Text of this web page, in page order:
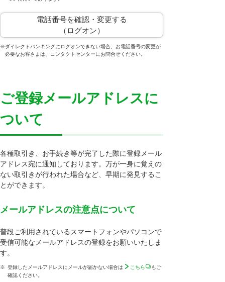
電話番号を確認・変更する
（ログオン）
※ダイレクトバンキングにログオンできない場合、お電話番号の変更が
必要なお客さまは、コンタクトセンターにお問合せください。
ご登録メールアドレスに
ついて
各種取引き、お手続き等が完了した際に登録メール
アドレス宛に通知しております。万が一身に覚えの
ない取引きが行われた場合など、早期に発見するこ
とができます。
メールアドレスの注意点について
普段ご利用されているスマートフォンやパソコンで
受信可能なメールアドレスの登録をお願いいたしま
す。
※ 登録したメールアドレスにメールが届かない場合は こちら
もご
確認ください。